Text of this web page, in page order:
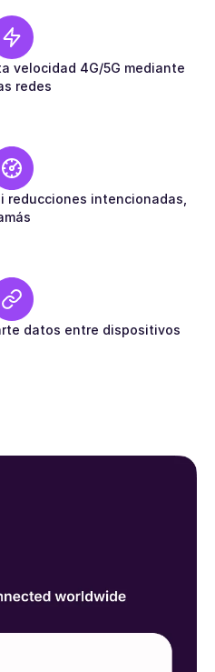
velocidad 4G/5G mediante
redes
reducciones intencionadas,
datos entre dispositivos